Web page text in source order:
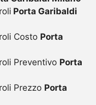
Porta Garibaldi
Costo Porta
Preventivo Porta
Prezzo Porta